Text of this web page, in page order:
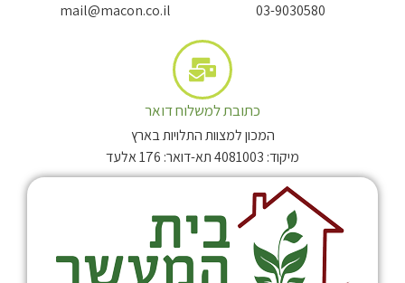
03-9030580
mail@macon.co.il
כתובת למשלוח דואר
המכון למצוות התלויות בארץ
מיקוד: 4081003 תא-דואר: 176 אלעד